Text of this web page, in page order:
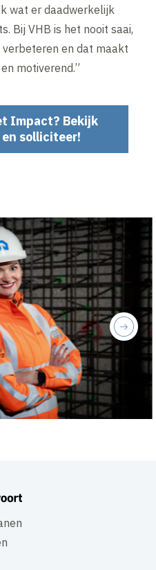
wat er daadwerkelijk
Bij VHB is het nooit saai,
en dat maakt
motiverend.”
Impact? Bekijk
solliciteer!
next